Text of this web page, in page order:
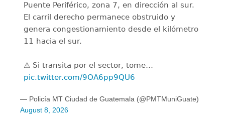
Puente Periférico, zona 7, en dirección al sur.
El carril derecho permanece obstruido y
genera congestionamiento desde el kilómetro
11 hacia el sur.
⚠️ Si transita por el sector, tome…
pic.twitter.com/9OA6pp9QU6
— Policía MT Ciudad de Guatemala (@PMTMuniGuate)
August 8, 2026